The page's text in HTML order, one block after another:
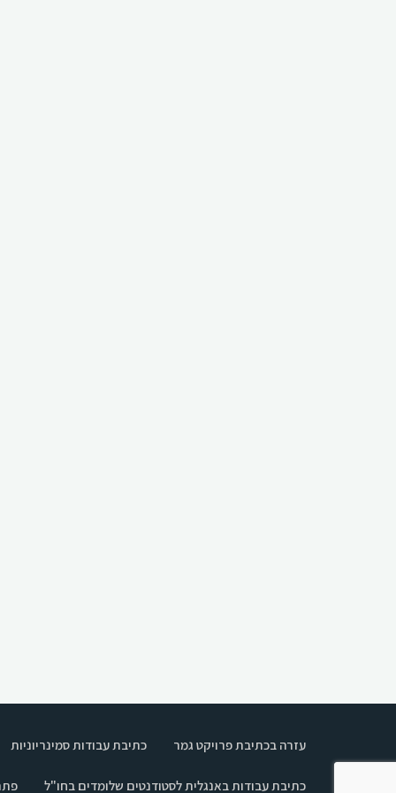
עזרה בכתיבת פרויקט גמר כתיבת עבודות סמינריוניות
כתיבת עבודות באנגלית לסטודנטים שלומדים בחו"ל